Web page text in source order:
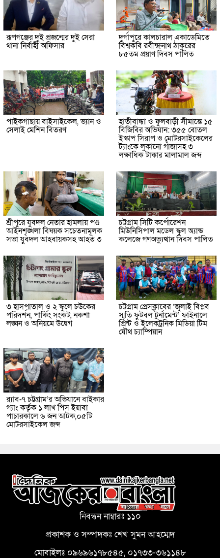
রূপগঞ্জের দুই প্রজন্মের দুই সেরা
থানা নির্বাহী অফিসার
দুর্গাপুরে কালচারাল একাডেমিতে
বিশ্বকবি রবীন্দ্রনাথ ঠাকুরের
৮৫তম প্রয়াণ দিবস পালিত
পাইকগাছায় বাইসাইকেল, ভ্যান ও
সেলাই মেশিন বিতরণ
হাতীবান্ধা ও ফুলবাড়ী সীমান্তে ১৫
বিজিবির অভিযান: ৩৫৫ বোতল
ইস্কাপ সিরাপ ও মোটরসাইকেলের
ট্যাংকে লুকানো গাঁজাসহ ৩
লক্ষাধিক টাকার মালামাল জব্দ
শ্রীপুরে যুবদল নেতার হামলায় পণ্ড
আইনশৃঙ্খলা বিষয়ক সচেতনামূলক
সভা যুবদল আহবায়কসহ আহত ৩
চট্টগ্রাম সিটি কর্পোরেশন
মিউনিসিপাল মডেল স্কুল অ্যান্ড
কলেজে গণঅভ্যুত্থান দিবস পালিত
৩ হাসপাতাল ও ২ স্কুলে চউকের
পরিদর্শন, পার্কিং সংকট, নকশা
লঙ্ঘন ও অনিয়মে উদ্বেগ
চট্টগ্রাম প্রেসক্লাবের ‘জুলাই বিপ্লব
স্মৃতি ফুটবল টুর্নামেন্ট’ ফাইনালে
প্রিন্ট ও ইলেকট্রনিক মিডিয়া টিম
যৌথ চ্যাম্পিয়ান
র‌্যাব-৭ চট্টগ্রাম’র অভিযানে বাইকার
গ্যাং কর্তৃক ১ লাখ পিস ইয়াবা
পাচারকালে ৬ জন আটক,০৫টি
মোটরসাইকেল জব্দ
নিবন্ধন নাম্বারঃ ১১০
প্রকাশক ও সম্পাদকঃ শেখ সুমন আহম্মেদ
মোবাইলঃ ০৯৬৯৬১৭৮৫৪৫, ০১৭৩৩-৩৬১১৪৮